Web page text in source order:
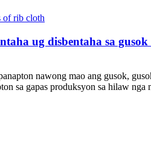
ug disbentaha sa
nawong mao ang gusok,
sa gapas produksyon sa hilaw